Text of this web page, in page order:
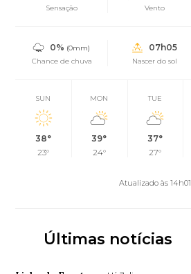
Sensação Vento
0% (0mm)
Chance de chuva
07h05
Nascer do sol
SUN
38°
23°
MON
39°
24°
TUE
37°
27°
Atualizado às 14h01
Últimas notícias